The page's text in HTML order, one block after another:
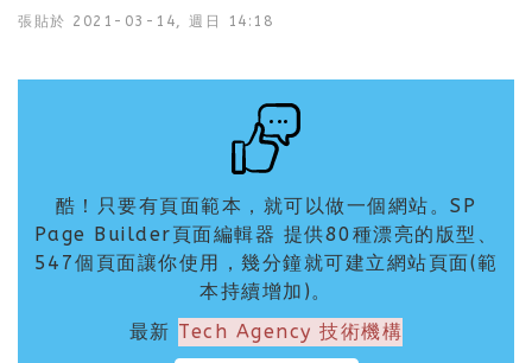
張貼於 2021-03-14, 週日 14:18
酷！只要有頁面範本，就可以做一個網站。SP
Page Builder頁面編輯器 提供80種漂亮的版型、
547個頁面讓你使用，幾分鐘就可建立網站頁面(範
本持續增加)。
最新 Tech Agency 技術機構